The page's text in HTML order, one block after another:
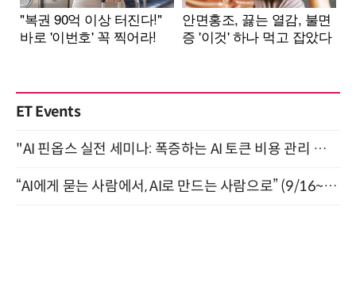
ET Events
"AI 핀옵스 실전 세미나: 폭증하는 AI 토큰 비용 관리 전략" 8월 21일 개최
“AI에게 묻는 사람에서, AI로 만드는 사람으로” (9/16~17)